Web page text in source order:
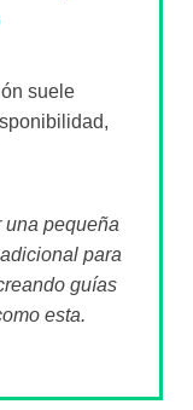
suele
una pequeña
para
guías
esta.